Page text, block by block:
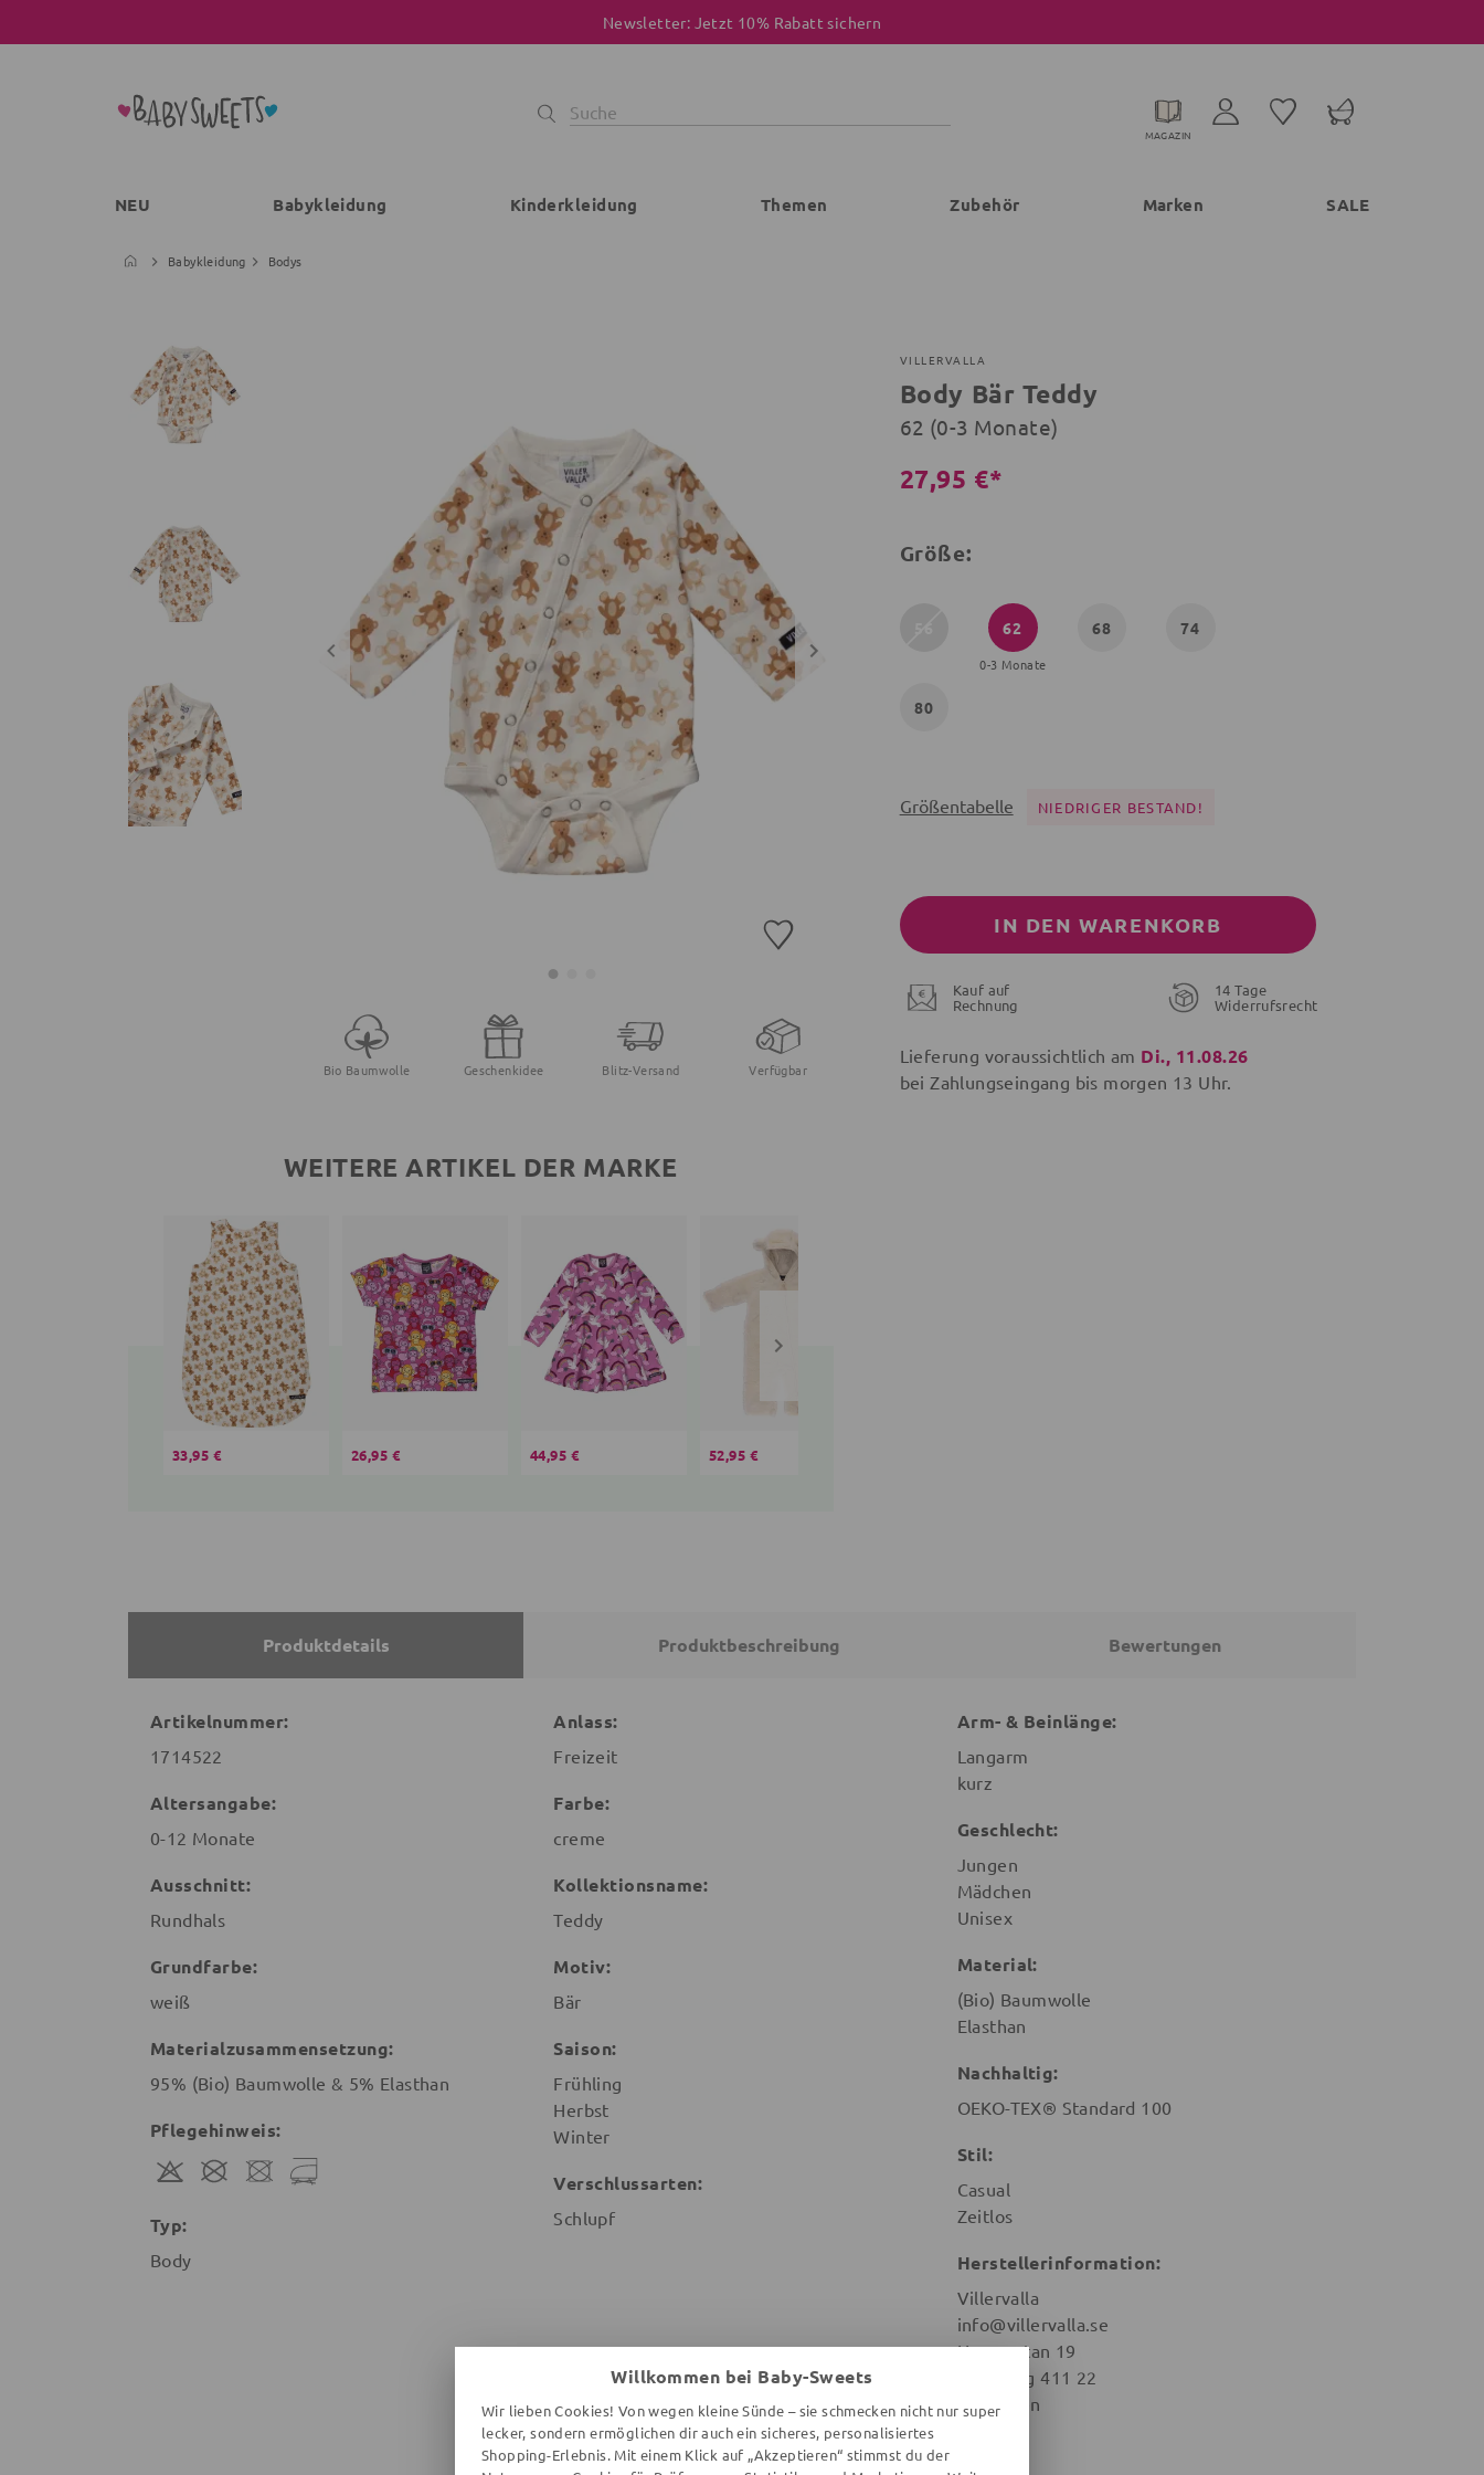
Newsletter: Jetzt 10% Rabatt sichern
MAGAZIN
NEU Babykleidung Kinderkleidung Themen Zubehör Marken SALE
Babykleidung Bodys
Bio Baumwolle Geschenkidee Blitz-Versand Verfügbar
WEITERE ARTIKEL DER MARKE
33,95 € 26,95 € 44,95 € 52,95 €
VILLERVALLA
Body Bär Teddy
62 (0-3 Monate)
27,95 €*
Größe:
62
0-3 Monate
68 74
80
Größentabelle NIEDRIGER BESTAND!
IN DEN WARENKORB
Kauf auf
Rechnung
14 Tage
Widerrufsrecht
Lieferung voraussichtlich am Di., 11.08.26
bei Zahlungseingang bis morgen 13 Uhr.
Produktdetails Produktbeschreibung Bewertungen
Artikelnummer:
1714522
Altersangabe:
0-12 Monate
Ausschnitt:
Rundhals
Grundfarbe:
weiß
Materialzusammensetzung:
95% (Bio) Baumwolle & 5% Elasthan
Pflegehinweis:
Typ:
Body
Anlass:
Freizeit
Farbe:
creme
Kollektionsname:
Teddy
Motiv:
Bär
Saison:
Frühling
Herbst
Winter
Verschlussarten:
Schlupf
Arm- & Beinlänge:
Langarm
kurz
Geschlecht:
Jungen
Mädchen
Unisex
Material:
(Bio) Baumwolle
Elasthan
Nachhaltig:
OEKO-TEX® Standard 100
Stil:
Casual
Zeitlos
Herstellerinformation:
Villervalla
info@villervalla.se
Husargatan 19
Göteburg 411 22
Schweden
Willkommen bei Baby-Sweets
Wir lieben Cookies! Von wegen kleine Sünde – sie schmecken nicht nur super
lecker, sondern ermöglichen dir auch ein sicheres, personalisiertes
Shopping-Erlebnis. Mit einem Klick auf „Akzeptieren“ stimmst du der